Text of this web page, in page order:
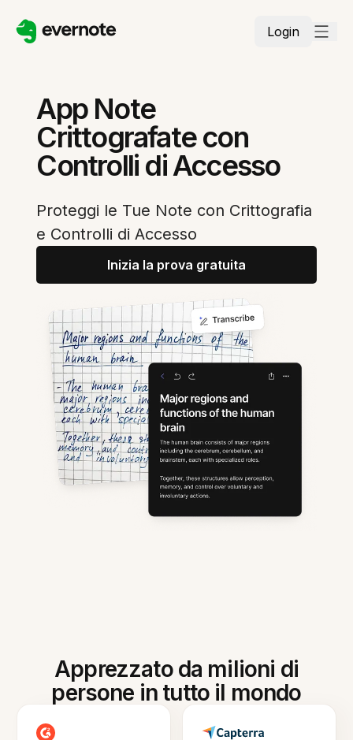
Login
App Note
Crittografate con
Controlli di Accesso
Proteggi le Tue Note con Crittografia
e Controlli di Accesso
Inizia la prova gratuita
Apprezzato da milioni di
persone in tutto il mondo